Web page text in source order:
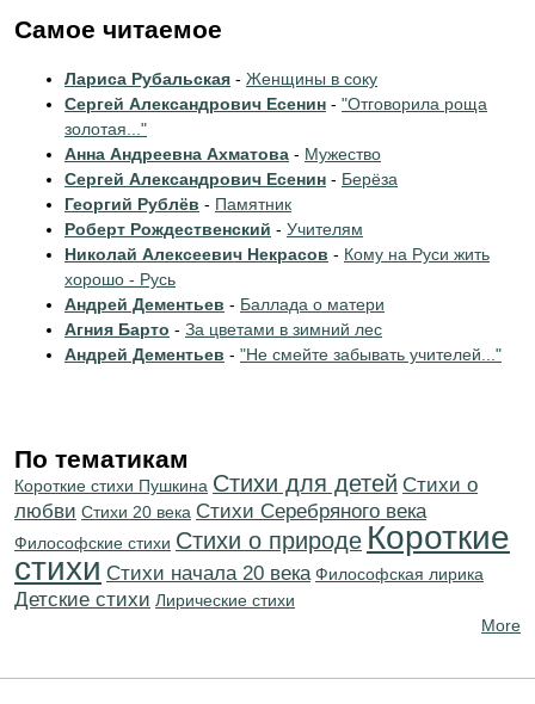
Самое читаемое
Лариса Рубальская - Женщины в соку
Сергей Александрович Есенин - "Отговорила роща
золотая..."
Анна Андреевна Ахматова - Мужество
Сергей Александрович Есенин - Берёза
Георгий Рублёв - Памятник
Роберт Рождественский - Учителям
Николай Алексеевич Некрасов - Кому на Руси жить
хорошо - Русь
Андрей Дементьев - Баллада о матери
Агния Барто - За цветами в зимний лес
Андрей Дементьев - "Не смейте забывать учителей..."
По тематикам
Короткие стихи Пушкина Стихи для детей Стихи о
любви Стихи 20 века Cтихи Серебряного века
Философские стихи Стихи о природе Короткие
стихи Cтихи начала 20 века Философская лирика
Детские стихи Лирические стихи
More